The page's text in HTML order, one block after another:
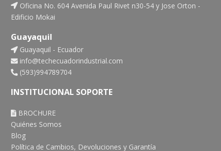
Oficina No. 604 Avenida Paul Rivet n30-54 y Jose Orton -
Edificio Mokai
Guayaquil
Guayaquil - Ecuador
info@techecuadorindustrial.com
(593)994789704
INSTITUCIONAL SOPORTE
BROCHURE
Quiénes Somos
Blog
Política de Cambios, Devoluciones y Garantía